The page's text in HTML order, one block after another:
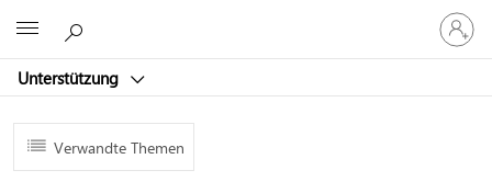
Unterstützung
Bei
Ihrem
Konto
Verwandte Themen